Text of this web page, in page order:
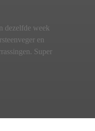
dezelfde week
en
Super